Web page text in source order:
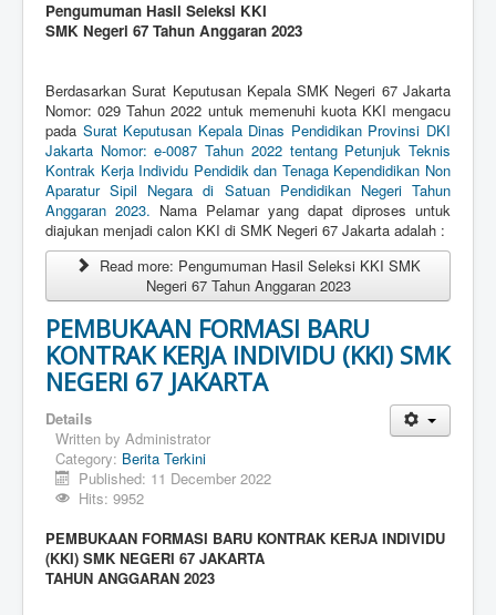
Pengumuman Hasil Seleksi KKI
SMK Negeri 67 Tahun Anggaran 2023
Berdasarkan Surat Keputusan Kepala SMK Negeri 67 Jakarta
Nomor: 029 Tahun 2022 untuk memenuhi kuota KKI mengacu
pada Surat Keputusan Kepala Dinas Pendidikan Provinsi DKI
Jakarta Nomor: e-0087 Tahun 2022 tentang Petunjuk Teknis
Kontrak Kerja Individu Pendidik dan Tenaga Kependidikan Non
Aparatur Sipil Negara di Satuan Pendidikan Negeri Tahun
Anggaran 2023. Nama Pelamar yang dapat diproses untuk
diajukan menjadi calon KKI di SMK Negeri 67 Jakarta adalah :
Read more: Pengumuman Hasil Seleksi KKI SMK
Negeri 67 Tahun Anggaran 2023
PEMBUKAAN FORMASI BARU
KONTRAK KERJA INDIVIDU (KKI) SMK
NEGERI 67 JAKARTA
Details
Written by Administrator
Category: Berita Terkini
Published: 11 December 2022
Hits: 9952
PEMBUKAAN FORMASI BARU KONTRAK KERJA INDIVIDU
(KKI) SMK NEGERI 67 JAKARTA
TAHUN ANGGARAN 2023